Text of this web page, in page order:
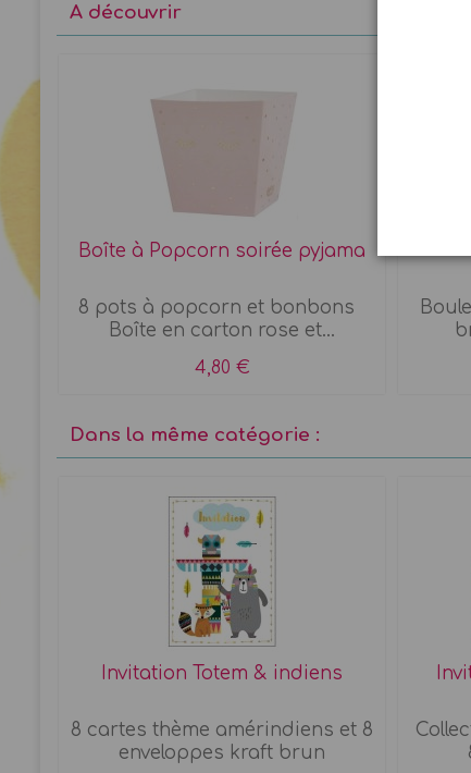
A découvrir
Boîte à Popcorn soirée pyjama
8 pots à popcorn et bonbons
Boîte en carton rose et...
4,80 €
Dans la même catégorie :
Invitation Totem & indiens
8 cartes thème amérindiens et 8
enveloppes kraft brun